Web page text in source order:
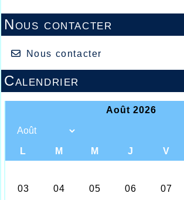
Nous contacter
Nous contacter
Calendrier
de hautes performances et
très encourageants pour une
des athlètes, à commencer par
une performance de National
américaine en études aux